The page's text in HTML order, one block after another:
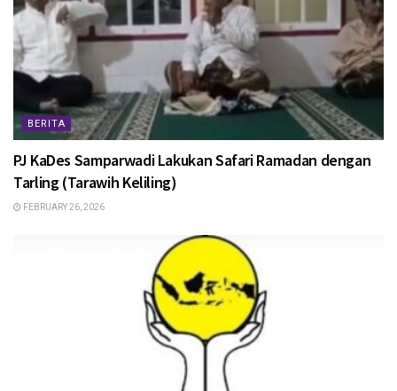
BERITA
PJ KaDes Samparwadi Lakukan Safari Ramadan dengan
Tarling (Tarawih Keliling)
FEBRUARY 26, 2026